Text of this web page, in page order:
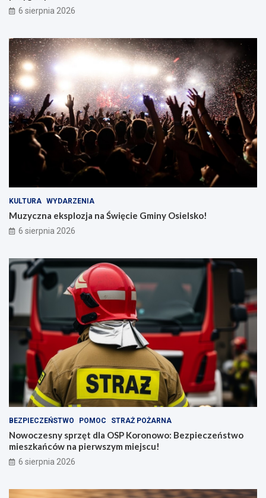
6 sierpnia 2026
KULTURA WYDARZENIA
Muzyczna eksplozja na Święcie Gminy Osielsko!
6 sierpnia 2026
BEZPIECZEŃSTWO POMOC STRAŻ POŻARNA
Nowoczesny sprzęt dla OSP Koronowo: Bezpieczeństwo
mieszkańców na pierwszym miejscu!
6 sierpnia 2026